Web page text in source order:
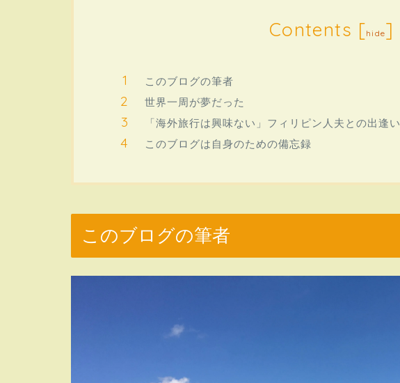
Contents [hide]
このブログの筆者
世界一周が夢だった
「海外旅行は興味ない」フィリピン人夫との出逢い
このブログは自身のための備忘録
このブログの筆者